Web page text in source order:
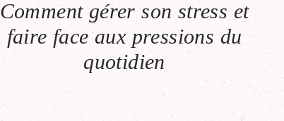
Comment gérer son stress et
faire face aux pressions du
quotidien